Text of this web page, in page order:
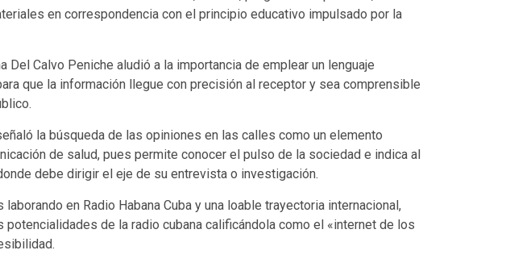
en correspondencia con el principio educativo impulsado por la
Del Calvo Peniche aludió a la importancia de emplear un lenguaje
que la información llegue con precisión al receptor y sea comprensible
la búsqueda de las opiniones en las calles como un elemento
de salud, pues permite conocer el pulso de la sociedad e indica al
debe dirigir el eje de su entrevista o investigación.
laborando en Radio Habana Cuba y una loable trayectoria internacional,
potencialidades de la radio cubana calificándola como el «internet de los